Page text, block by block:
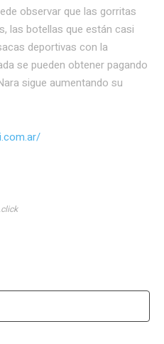
observar que las gorritas
las botellas que están casi
deportivas con la
se pueden obtener pagando
sigue aumentando su